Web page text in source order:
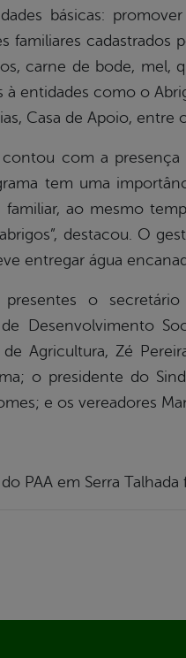
básicas:
familiares
carne de bode, mel,
à entidades como o
Casa de Apoio, entre
com a presença
tem uma
familiar, ao mesmo
destacou. O
entregar água
presentes o
Desenvolvimento
de Agricultura, Zé
o presidente do
e os vereadores
PAA em Serra